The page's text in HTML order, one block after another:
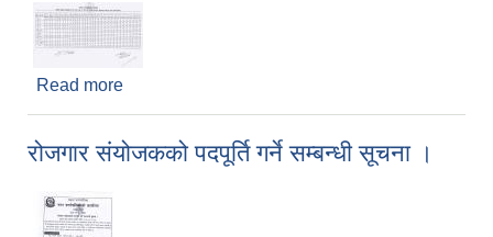
Read more
गते देखि २०७६/१२/२४ सम्मको विवरण |
रोजगार संयोजकको पदपूर्ति गर्ने सम्बन्धी सूचना ।